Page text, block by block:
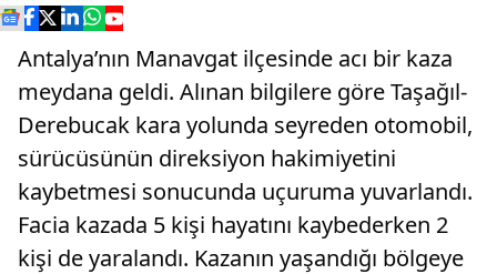
Antalya’nın Manavgat ilçesinde acı bir kaza
meydana geldi. Alınan bilgilere göre Taşağıl-
Derebucak kara yolunda seyreden otomobil,
sürücüsünün direksiyon hakimiyetini
kaybetmesi sonucunda uçuruma yuvarlandı.
Facia kazada 5 kişi hayatını kaybederken 2
kişi de yaralandı. Kazanın yaşandığı bölgeye